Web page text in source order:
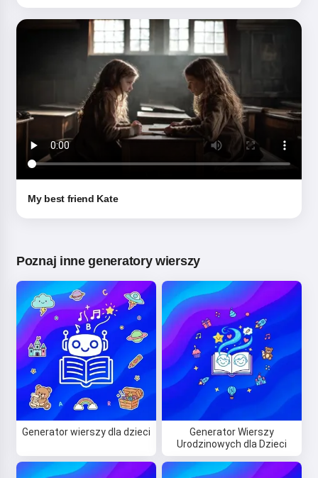
My best friend Kate
Poznaj inne generatory wierszy
Generator wierszy dla dzieci
Generator Wierszy
Urodzinowych dla Dzieci